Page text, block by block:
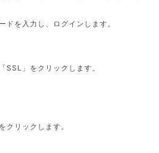
ドを入力し、ログインします。
SSL」をクリックします。
クリックします。